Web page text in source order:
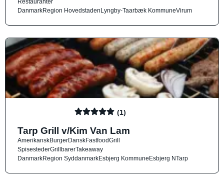
DanmarkRegion HovedstadenLyngby-Taarbæk KommuneVirum
(1)
Tarp Grill v/Kim Van Lam
AmerikanskBurgerDanskFastfoodGrill
SpisestederGrillbarerTakeaway
DanmarkRegion SyddanmarkEsbjerg KommuneEsbjerg NTarp